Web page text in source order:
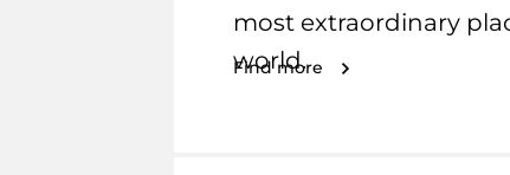
most extraordinary
world.
Find more